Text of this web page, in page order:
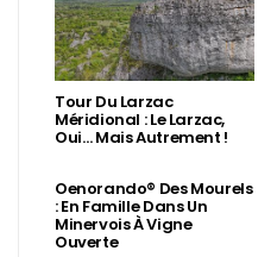
Tour Du Larzac
Méridional : Le Larzac,
Oui… Mais Autrement !
Oenorando® Des Mourels
: En Famille Dans Un
Minervois À Vigne
Ouverte